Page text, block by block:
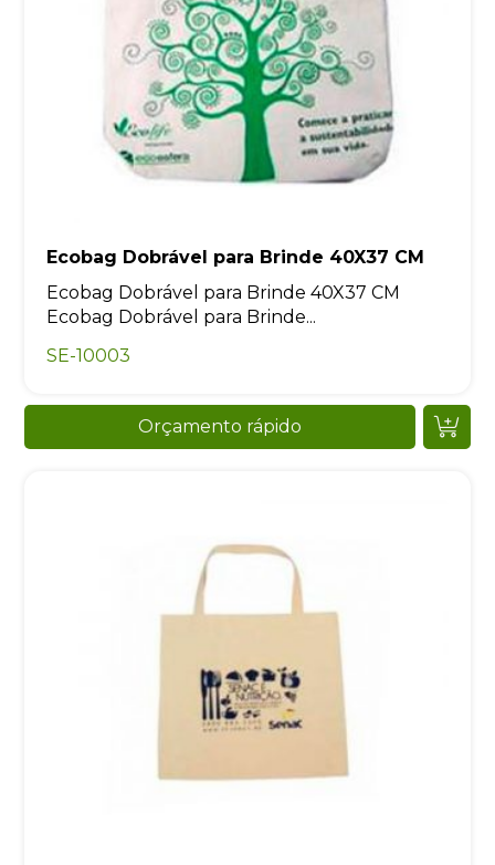
Ecobag Dobrável para Brinde 40X37 CM
Ecobag Dobrável para Brinde 40X37 CM
Ecobag Dobrável para Brinde...
SE-10003
Orçamento rápido